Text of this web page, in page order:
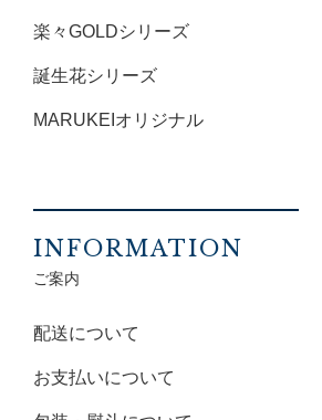
楽々GOLDシリーズ
誕生花シリーズ
MARUKEIオリジナル
INFORMATION
ご案内
配送について
お支払いについて